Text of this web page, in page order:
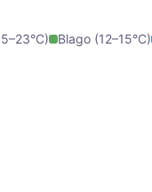
Blago (12–15°C)